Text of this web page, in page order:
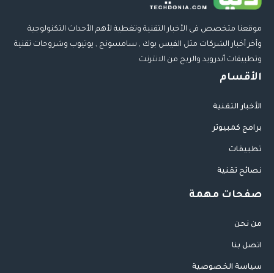
موقعنا متخصص فى الأخبار التقنية وتغطية لأهم الأحداث التكنولوجية
وأخر أخبار الشركات مثل الفيس بوك , سامسونج , يوتيوب وشروحات تقنية
وتطبيقات أندرويد والربح من الانترنت
الأقسام
الأخبار التقنية
برامج كمبيوتر
تطبيقات
نصائح تقنية
صفحات مهمة
من نحن
اتصل بنا
سياسة الخصوصية